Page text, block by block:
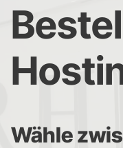
Wähle